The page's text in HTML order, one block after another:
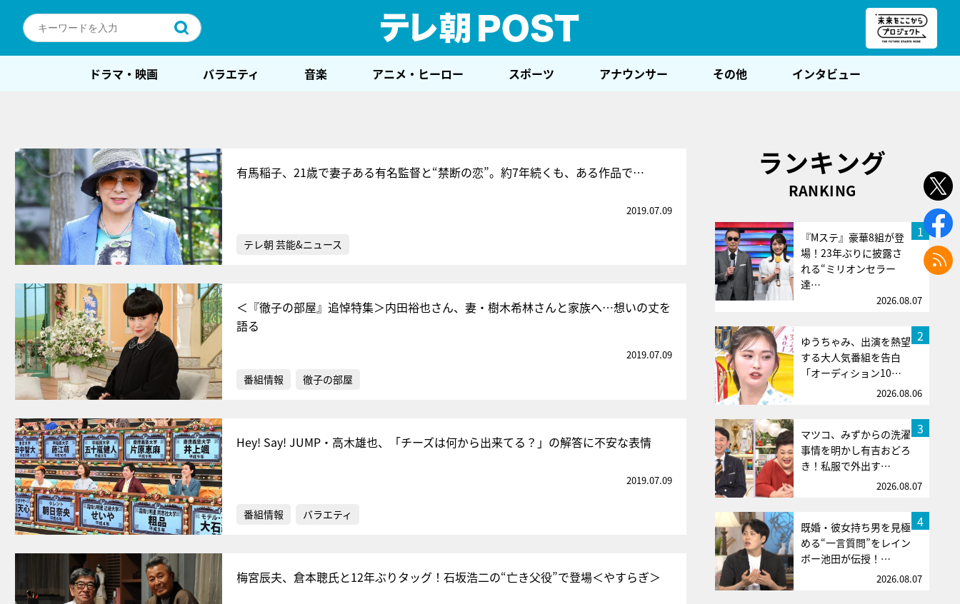
ドラマ・映画 バラエティ 音楽 アニメ・ヒーロー スポーツ アナウンサー その他 インタビュー
有馬稲子、21歳で妻子ある有名監督と“禁断の恋”。約7年続くも、ある作品で…
2019.07.09
テレ朝 芸能&ニュース
＜『徹子の部屋』追悼特集＞内田裕也さん、妻・樹木希林さんと家族へ…想いの丈を
語る
2019.07.09
番組情報 徹子の部屋
Hey! Say! JUMP・高木雄也、「チーズは何から出来てる？」の解答に不安な表情
2019.07.09
番組情報 バラエティ
梅宮辰夫、倉本聰氏と12年ぶりタッグ！石坂浩二の“亡き父役”で登場＜やすらぎ＞
ランキング
RANKING
1
『Mステ』豪華8組が登
場！23年ぶりに披露さ
れる“ミリオンセラー
達…
2026.08.07
2
ゆうちゃみ、出演を熱望
する大人気番組を告白
「オーディション10…
2026.08.06
3
マツコ、みずからの洗濯
事情を明かし有吉おどろ
き！私服で外出す…
2026.08.07
4
既婚・彼女持ち男を見極
める“一言質問”をレイン
ボー池田が伝授！…
2026.08.07